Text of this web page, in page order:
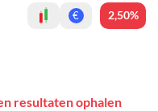
€ 2,50%
resultaten ophalen